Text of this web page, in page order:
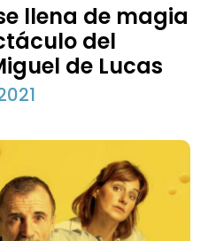
llena de magia
del
de Lucas